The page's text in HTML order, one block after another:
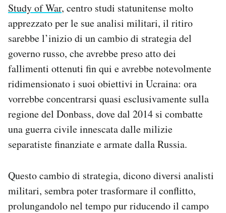
Newsletter
Notifiche mobile
Regala il Post
Hai bisogno di aiuto?
Esci
Study of War, centro studi statunitense molto
apprezzato per le sue analisi militari, il ritiro
sarebbe l’inizio di un cambio di strategia del
governo russo, che avrebbe preso atto dei
fallimenti ottenuti fin qui e avrebbe notevolmente
ridimensionato i suoi obiettivi in Ucraina: ora
vorrebbe concentrarsi quasi esclusivamente sulla
regione del Donbass, dove dal 2014 si combatte
una guerra civile innescata dalle milizie
separatiste finanziate e armate dalla Russia.
Questo cambio di strategia, dicono diversi analisti
militari, sembra poter trasformare il conflitto,
prolungandolo nel tempo pur riducendo il campo